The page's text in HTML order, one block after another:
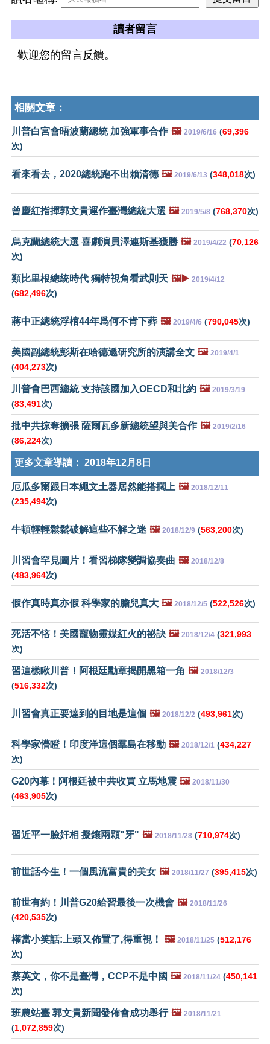
讀者留言
歡迎您的留言反饋。
相關文章：
川普白宮會晤波蘭總統 加強軍事合作 🖼️ 2019/6/16 (69,396
次)
看來看去，2020總統跑不出賴清德 🖼️ 2019/6/13 (348,018次)
曾慶紅指揮郭文貴運作臺灣總統大選 🖼️ 2019/5/8 (768,370次)
烏克蘭總統大選 喜劇演員澤連斯基獲勝 🖼️ 2019/4/22 (70,126
次)
類比里根總統時代 獨特視角看武則天 🖼️▶️ 2019/4/12
(682,496次)
蔣中正總統浮棺44年爲何不肯下葬 🖼️ 2019/4/6 (790,045次)
美國副總統彭斯在哈德遜研究所的演講全文 🖼️ 2019/4/1
(404,273次)
川普會巴西總統 支持該國加入OECD和北約 🖼️ 2019/3/19
(83,491次)
批中共掠奪擴張 薩爾瓦多新總統望與美合作 🖼️ 2019/2/16
(86,224次)
更多文章導讀： 2018年12月8日
厄瓜多爾跟日本繩文土器居然能搭擱上 🖼️ 2018/12/11
(235,494次)
牛頓輕輕鬆鬆破解這些不解之迷 🖼️ 2018/12/9 (563,200次)
川習會罕見圖片！看習梯隊變調協奏曲 🖼️ 2018/12/8
(483,964次)
假作真時真亦假 科學家的膽兒真大 🖼️ 2018/12/5 (522,526次)
死活不悋！美國寵物靈媒紅火的祕訣 🖼️ 2018/12/4 (321,993
次)
習這樣瞅川普！阿根廷勳章揭開黑箱一角 🖼️ 2018/12/3
(516,332次)
川習會真正要達到的目地是這個 🖼️ 2018/12/2 (493,961次)
科學家懵瞪！印度洋這個羣島在移動 🖼️ 2018/12/1 (434,227
次)
G20內幕！阿根廷被中共收買 立馬地震 🖼️ 2018/11/30
(463,905次)
習近平一臉奸相 擬鑲兩顆"牙" 🖼️ 2018/11/28 (710,974次)
前世話今生！一個風流富貴的美女 🖼️ 2018/11/27 (395,415次)
前世有約！川普G20給習最後一次機會 🖼️ 2018/11/26
(420,535次)
權當小笑話:上頭又佈置了,得重視！ 🖼️ 2018/11/25 (512,176
次)
蔡英文，你不是臺灣，CCP不是中國 🖼️ 2018/11/24 (450,141
次)
班農站臺 郭文貴新聞發佈會成功舉行 🖼️ 2018/11/21
(1,072,859次)